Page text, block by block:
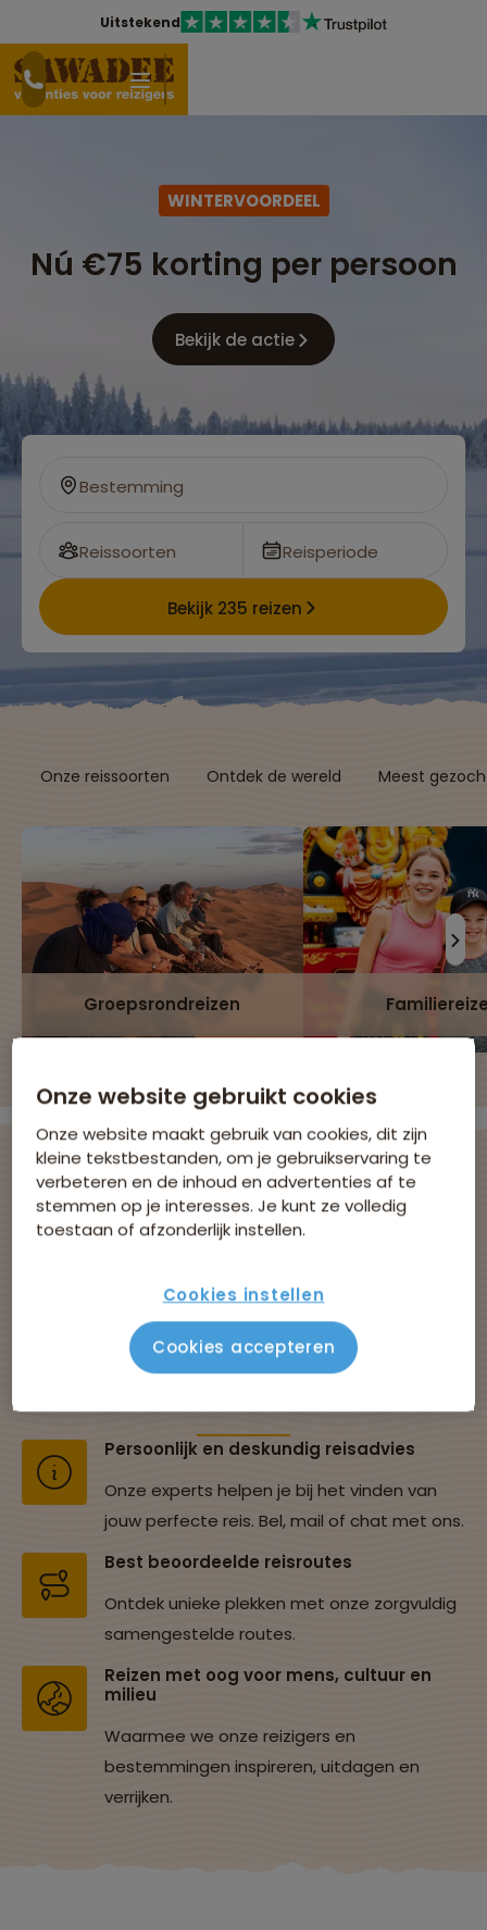
Uitstekend
WINTERVOORDEEL
Nú €75 korting per persoon
Bekijk de actie
Bestemming
Reissoorten Reisperiode
Bekijk 235 reizen
Onze reissoorten Ontdek de wereld Meest
Groepsrondreizen
Avontuurlijke
groepsreizen met
Sawadee
Persoonlijk en deskundig reisadvies
Onze experts helpen je bij het vinden van
jouw perfecte reis. Bel, mail of chat met ons.
Best beoordeelde reisroutes
Ontdek unieke plekken met onze zorgvuldig
samengestelde routes.
Reizen met oog voor mens, cultuur en
milieu
Waarmee we onze reizigers en
bestemmingen inspireren, uitdagen en
verrijken.
Onze website gebruikt cookies
Onze website maakt gebruik van cookies, dit zijn
kleine tekstbestanden, om je gebruikservaring te
verbeteren en de inhoud en advertenties af te
stemmen op je interesses. Je kunt ze volledig
toestaan of afzonderlijk instellen.
Cookies instellen
Cookies accepteren